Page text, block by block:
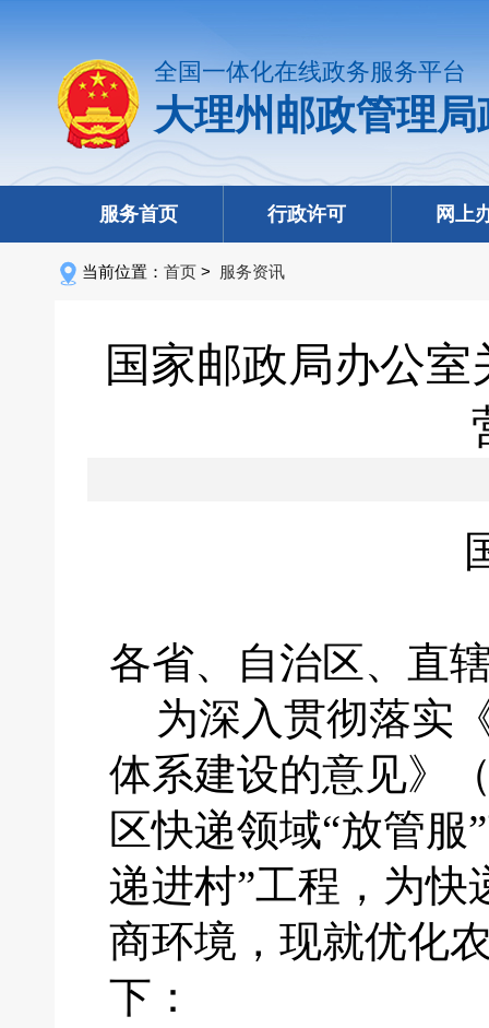
全国一体化在线政务服务平台
大理州邮政管理
服务首页 行政许可 网上
当前位置： 首页 > 服务资讯
国家邮政局办公
各省、自治区、直
为深入贯彻落实
体系建设的意见》
区快递领域“放管
递进村”工程，为
商环境，现就优化
下：